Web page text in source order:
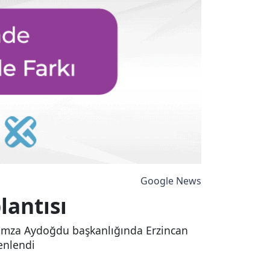
Google News
Aydoğdu başkanlığında Erzincan